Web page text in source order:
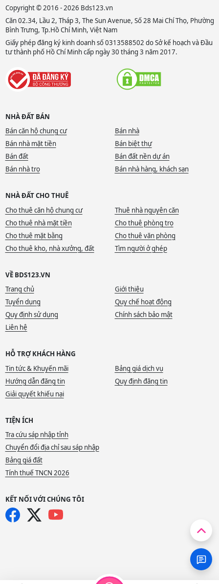
Copyright © 2016 - 2026 Bds123.vn
Căn 02.34, Lầu 2, Tháp 3, The Sun Avenue, Số 28 Mai Chí Thọ, Phường
Bình Trưng, Tp.Hồ Chí Minh, Việt Nam
Giấy phép đăng ký kinh doanh số 0313588502 do Sở kế hoạch và Đầu
tư thành phố Hồ Chí Minh cấp ngày 30 tháng 3 năm 2017.
NHÀ ĐẤT BÁN
Bán căn hộ chung cư
Bán nhà
Bán nhà mặt tiền
Bán biệt thự
Bán đất
Bán đất nền dự án
Bán nhà trọ
Bán nhà hàng, khách sạn
NHÀ ĐẤT CHO THUÊ
Cho thuê căn hộ chung cư
Thuê nhà nguyên căn
Cho thuê nhà mặt tiền
Cho thuê phòng trọ
Cho thuê mặt bằng
Cho thuê văn phòng
Cho thuê kho, nhà xưởng, đất
Tìm người ở ghép
VỀ BDS123.VN
Trang chủ
Giới thiệu
Tuyển dụng
Quy chế hoạt động
Quy định sử dụng
Chính sách bảo mật
Liên hệ
HỖ TRỢ KHÁCH HÀNG
Tin tức & Khuyến mãi
Bảng giá dịch vụ
Hướng dẫn đăng tin
Quy định đăng tin
Giải quyết khiếu nại
TIỆN ÍCH
Tra cứu sáp nhập tỉnh
Chuyển đổi địa chỉ sau sáp nhập
Bảng giá đất
Tính thuế TNCN 2026
KẾT NỐI VỚI CHÚNG TÔI